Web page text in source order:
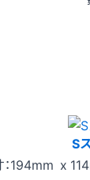
S
：194mm x